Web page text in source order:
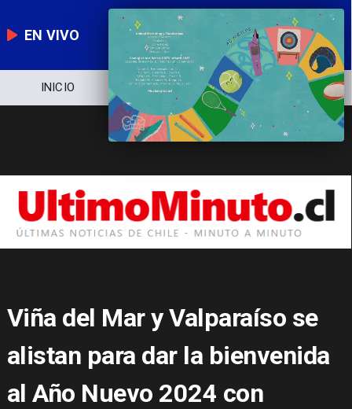
EN VIVO
NOTICIERO POLÍTICA ECONOMÍA
Viña del Mar y Valparaíso se
alistan para dar la bienvenida
al Año Nuevo 2024 con